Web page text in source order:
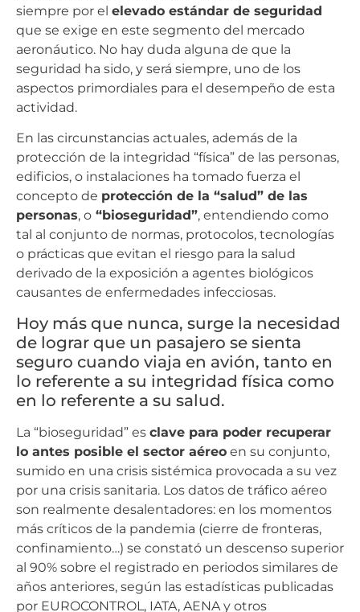
siempre por el elevado estándar de seguridad
que se exige en este segmento del mercado
aeronáutico. No hay duda alguna de que la
seguridad ha sido, y será siempre, uno de los
aspectos primordiales para el desempeño de esta
actividad.
En las circunstancias actuales, además de la
protección de la integridad “física” de las personas,
edificios, o instalaciones ha tomado fuerza el
concepto de protección de la “salud” de las
personas, o “bioseguridad”, entendiendo como
tal al conjunto de normas, protocolos, tecnologías
o prácticas que evitan el riesgo para la salud
derivado de la exposición a agentes biológicos
causantes de enfermedades infecciosas.
Hoy más que nunca, surge la necesidad
de lograr que un pasajero se sienta
seguro cuando viaja en avión, tanto en
lo referente a su integridad física como
en lo referente a su salud.
La “bioseguridad” es clave para poder recuperar
lo antes posible el sector aéreo en su conjunto,
sumido en una crisis sistémica provocada a su vez
por una crisis sanitaria. Los datos de tráfico aéreo
son realmente desalentadores: en los momentos
más críticos de la pandemia (cierre de fronteras,
confinamiento…) se constató un descenso superior
al 90% sobre el registrado en periodos similares de
años anteriores, según las estadísticas publicadas
por EUROCONTROL, IATA, AENA y otros